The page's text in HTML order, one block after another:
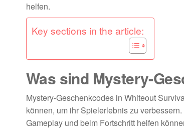
helfen.
Key sections in the article:
Was sind Mystery-
Mystery-Geschenkcodes in Whiteout
können, um ihr Spielerlebnis zu
Gameplay und beim Fortschritt helfen